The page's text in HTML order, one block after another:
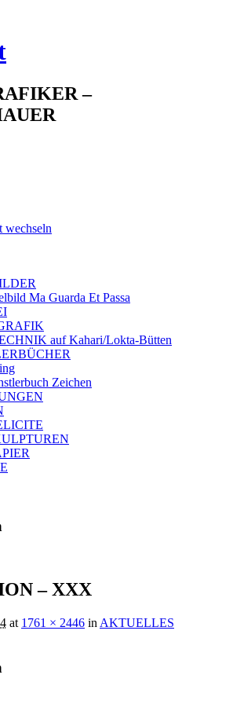
–
wechseln
Ma Guarda Et Passa
auf Kahari/Lokta-Bütten
Zeichen
– XXX
at 1761 × 2446 in AKTUELLES